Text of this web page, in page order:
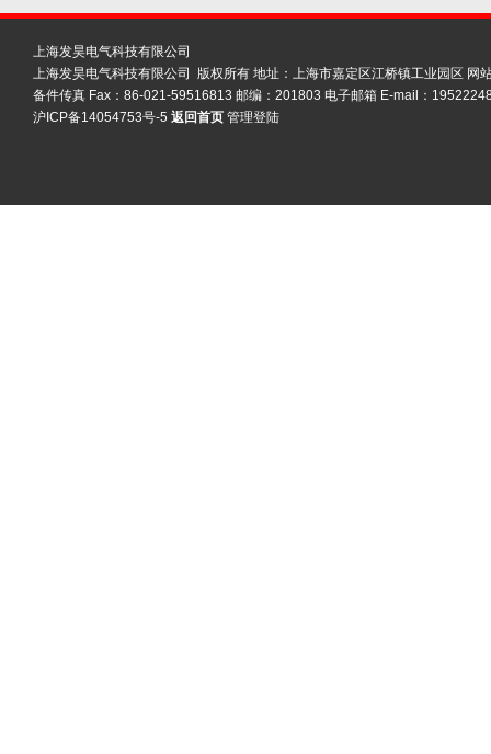
上海发昊电气科技有限公司
上海发昊电气科技有限公司 版权所有 地址：上海市嘉定区江桥镇工业园区 网
备件传真 Fax：86-021-59516813 邮编：201803 电子邮箱 E-mail：
沪ICP备14054753号-5 返回首页 管理登陆